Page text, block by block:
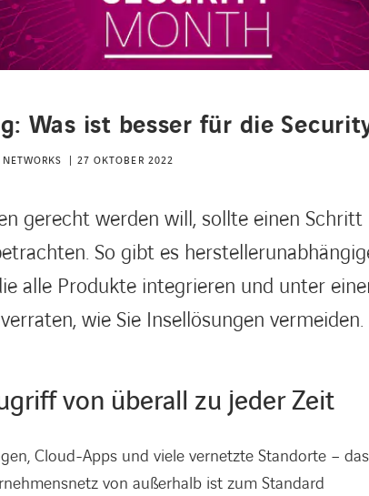
Was ist besser für die
27 OKTOBER 2022
gerecht werden will, sollte einen Schritt
So gibt es
alle Produkte integrieren und unter
wie Sie Insellösungen vermeiden.
von überall zu jeder Zeit
Cloud-Apps und viele vernetzte Standorte – das
von außerhalb ist zum Standard